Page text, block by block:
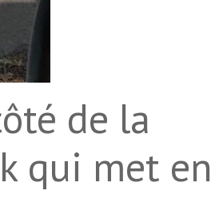
de la
qui met en